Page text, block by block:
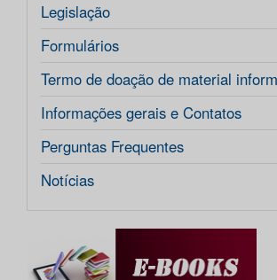
Legislação
Formulários
Termo de doação de material
Informações gerais e Contatos
Perguntas Frequentes
Notícias